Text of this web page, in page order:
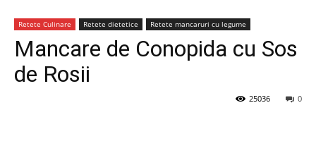
Retete Culinare Retete dietetice Retete mancaruri cu legume
Mancare de Conopida cu Sos
de Rosii
0
25036